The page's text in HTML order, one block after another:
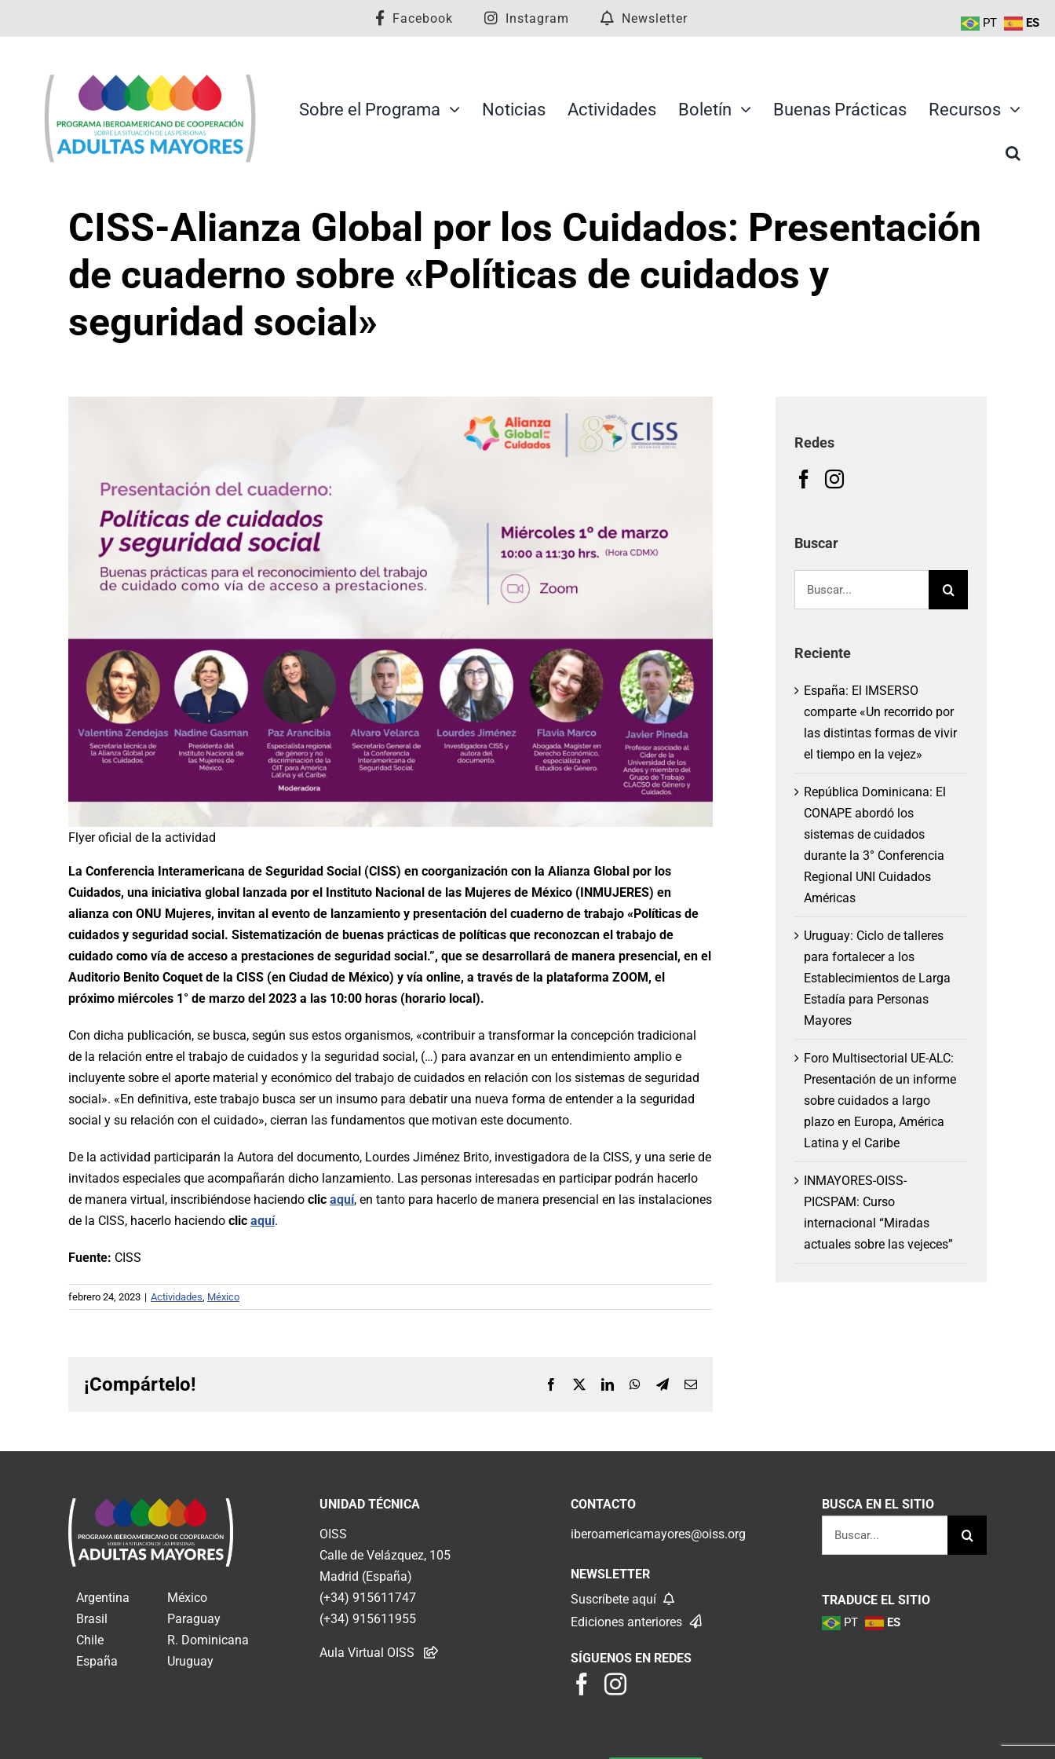
Facebook Instagram Newsletter
Sobre el Programa Noticias Actividades Boletín Buenas Prácticas Recursos
CISS-Alianza Global por los Cuidados: Presentación
de cuaderno sobre «Políticas de cuidados y
seguridad social»
Flyer oficial de la actividad
La Conferencia Interamericana de Seguridad Social (CISS) en coorganización con la Alianza Global por los
Cuidados, una iniciativa global lanzada por el Instituto Nacional de las Mujeres de México (INMUJERES) en
alianza con ONU Mujeres, invitan al evento de lanzamiento y presentación del cuaderno de trabajo «Políticas de
cuidados y seguridad social. Sistematización de buenas prácticas de políticas que reconozcan el trabajo de
cuidado como vía de acceso a prestaciones de seguridad social.”, que se desarrollará de manera presencial, en el
Auditorio Benito Coquet de la CISS (en Ciudad de México) y vía online, a través de la plataforma ZOOM, el
próximo miércoles 1° de marzo del 2023 a las 10:00 horas (horario local).
Con dicha publicación, se busca, según sus estos organismos, «contribuir a transformar la concepción tradicional
de la relación entre el trabajo de cuidados y la seguridad social, (…) para avanzar en un entendimiento amplio e
incluyente sobre el aporte material y económico del trabajo de cuidados en relación con los sistemas de seguridad
social». «En definitiva, este trabajo busca ser un insumo para debatir una nueva forma de entender a la seguridad
social y su relación con el cuidado», cierran las fundamentos que motivan este documento.
De la actividad participarán la Autora del documento, Lourdes Jiménez Brito, investigadora de la CISS, y una serie de
invitados especiales que acompañarán dicho lanzamiento. Las personas interesadas en participar podrán hacerlo
de manera virtual, inscribiéndose haciendo clic aquí, en tanto para hacerlo de manera presencial en las instalaciones
de la CISS, hacerlo haciendo clic aquí.
Fuente: CISS
febrero 24, 2023 | Actividades México
¡Compártelo! Facebook
X LinkedInWhatsApp
TelegramCorreo
Redes
Buscar
Reciente
España: El IMSERSO
comparte «Un recorrido por
las distintas formas de vivir
el tiempo en la vejez»
República Dominicana: El
CONAPE abordó los
sistemas de cuidados
durante la 3° Conferencia
Regional UNI Cuidados
Américas
Uruguay: Ciclo de talleres
para fortalecer a los
Establecimientos de Larga
Estadía para Personas
Mayores
Foro Multisectorial UE-ALC:
Presentación de un informe
sobre cuidados a largo
plazo en Europa, América
Latina y el Caribe
INMAYORES-OISS-
PICSPAM: Curso
internacional “Miradas
actuales sobre las vejeces”
Argentina
Brasil
Chile
España
México
Paraguay
R. Dominicana
Uruguay
UNIDAD TÉCNICA
OISS
Calle de Velázquez, 105
Madrid (España)
(+34) 915611747
(+34) 915611955
Aula Virtual OISS
CONTACTO
iberoamericamayores@oiss.org
NEWSLETTER
Suscríbete aquí
Ediciones anteriores
SÍGUENOS EN REDES
BUSCA EN EL SITIO
TRADUCE EL SITIO
PT ES
PT ES